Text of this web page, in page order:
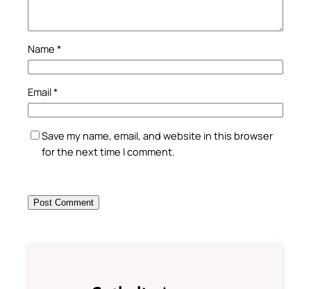
Name *
Email*
Save my name, email, and website in this browser
for the next time I comment.